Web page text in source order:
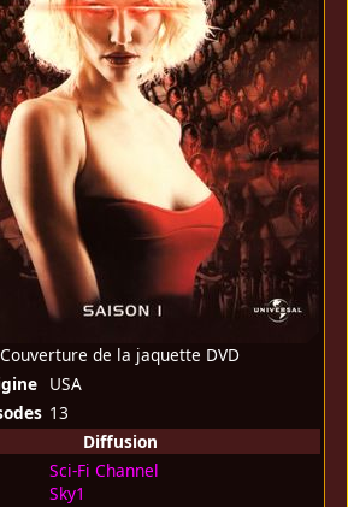
Couverture de la jaquette DVD
USA
13
Diffusion
Sci-Fi Channel
Sky1